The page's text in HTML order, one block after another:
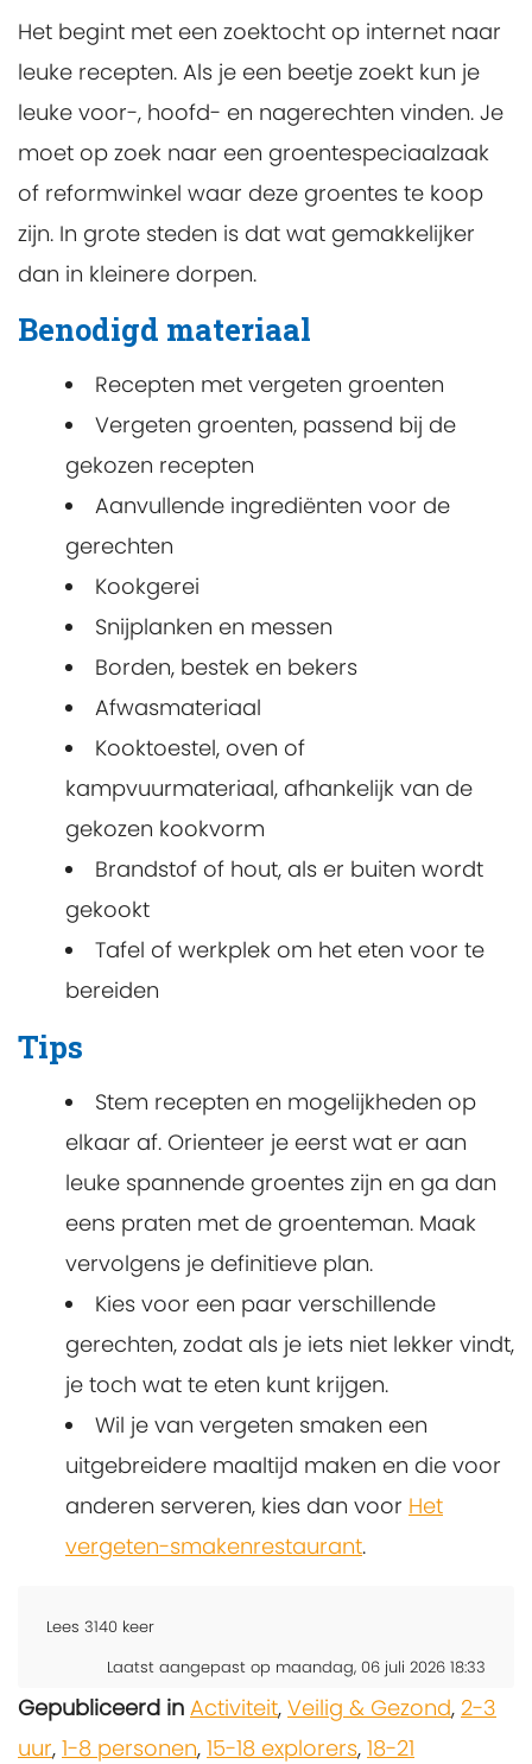
Het begint met een zoektocht op internet naar
leuke recepten. Als je een beetje zoekt kun je
leuke voor-, hoofd- en nagerechten vinden. Je
moet op zoek naar een groentespeciaalzaak
of reformwinkel waar deze groentes te koop
zijn. In grote steden is dat wat gemakkelijker
dan in kleinere dorpen.
Benodigd materiaal
Recepten met vergeten groenten
Vergeten groenten, passend bij de
gekozen recepten
Aanvullende ingrediënten voor de
gerechten
Kookgerei
Snijplanken en messen
Borden, bestek en bekers
Afwasmateriaal
Kooktoestel, oven of
kampvuurmateriaal, afhankelijk van de
gekozen kookvorm
Brandstof of hout, als er buiten wordt
gekookt
Tafel of werkplek om het eten voor te
bereiden
Tips
Stem recepten en mogelijkheden op
elkaar af. Orienteer je eerst wat er aan
leuke spannende groentes zijn en ga dan
eens praten met de groenteman. Maak
vervolgens je definitieve plan.
Kies voor een paar verschillende
gerechten, zodat als je iets niet lekker vindt,
je toch wat te eten kunt krijgen.
Wil je van vergeten smaken een
uitgebreidere maaltijd maken en die voor
anderen serveren, kies dan voor Het
vergeten-smakenrestaurant.
Lees 3140 keer
Laatst aangepast op maandag, 06 juli 2026 18:33
Gepubliceerd in Activiteit, Veilig & Gezond, 2-3
uur, 1-8 personen, 15-18 explorers, 18-21